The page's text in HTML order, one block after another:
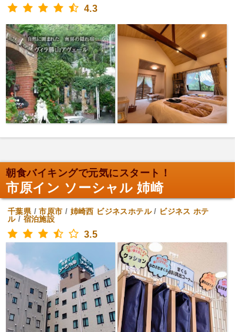
4.3
朝食バイキングで元気にスタート！
市原イン ソーシャル 姉崎
千葉県/市原市 / 姉崎西 ビジネスホテル/ ビジネス ホテ
ル/ 宿泊施設
3.5